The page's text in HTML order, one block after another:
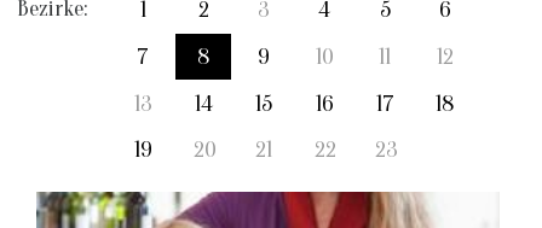
Bezirke: 1 2 3 4 5
6
7
8 9 10 11
12
13
14 15 16 17
18
19
20 21 22 23